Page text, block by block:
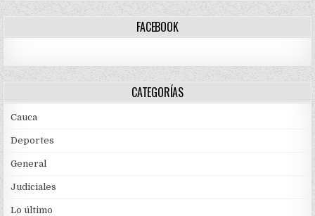
FACEBOOK
CATEGORÍAS
Cauca
Deportes
General
Judiciales
Lo último